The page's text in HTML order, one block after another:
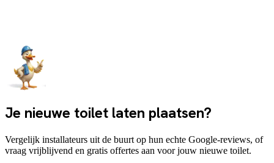
Je nieuwe toilet laten plaatsen?
Vergelijk installateurs uit de buurt op hun echte Google-reviews, of
vraag vrijblijvend en gratis offertes aan voor jouw nieuwe toilet.